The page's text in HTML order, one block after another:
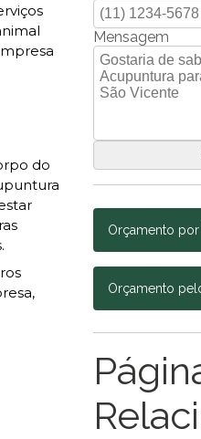
do
Mensagem
Orçamento
Orçamento